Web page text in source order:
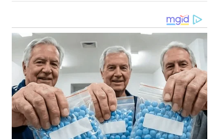
WN
SIMALUNGUN
WN
LABUHANBATU
WN
TAPANULI
TENGAH